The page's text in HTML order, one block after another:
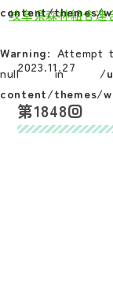
content/themes/
Warning: Attempt
null in /
content/themes/
岐阜県森林組合連
文
2023.11.27
第1848回